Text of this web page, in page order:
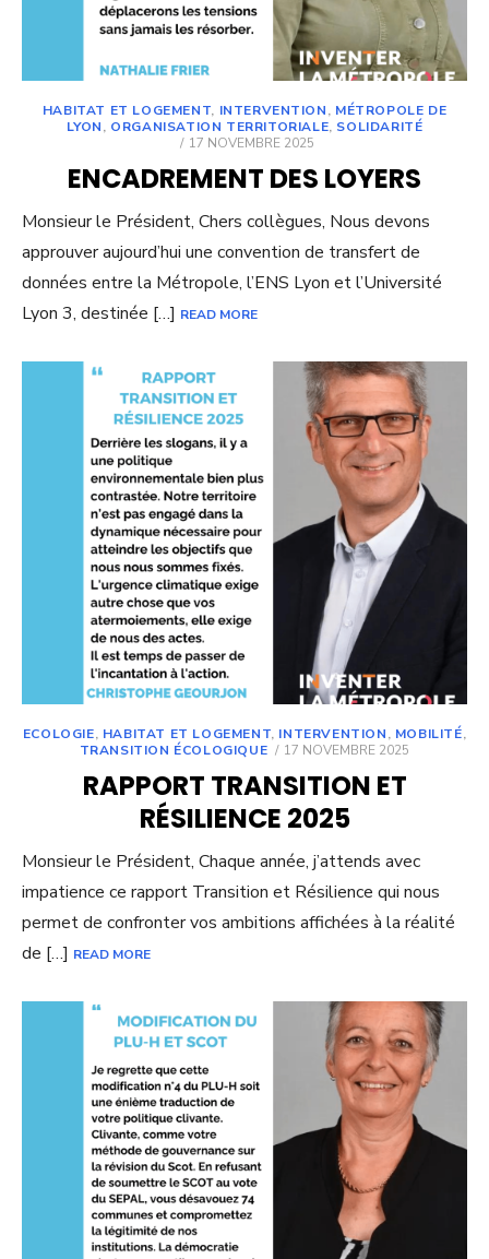
HABITAT ET LOGEMENT, INTERVENTION, MÉTROPOLE DE
LYON, ORGANISATION TERRITORIALE, SOLIDARITÉ
POSTED
17 NOVEMBRE 2025
ENCADREMENT DES LOYERS
Monsieur le Président, Chers collègues, Nous devons
approuver aujourd’hui une convention de transfert de
données entre la Métropole, l’ENS Lyon et l’Université
Lyon 3, destinée […] READ MORE
ECOLOGIE, HABITAT ET LOGEMENT, INTERVENTION, MOBILITÉ,
TRANSITION ÉCOLOGIQUE
POSTED
17 NOVEMBRE 2025
RAPPORT TRANSITION ET
RÉSILIENCE 2025
Monsieur le Président, Chaque année, j’attends avec
impatience ce rapport Transition et Résilience qui nous
permet de confronter vos ambitions affichées à la réalité
de […] READ MORE